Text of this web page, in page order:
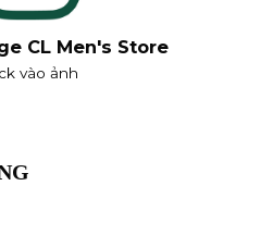
CL Men's Store
vào ảnh